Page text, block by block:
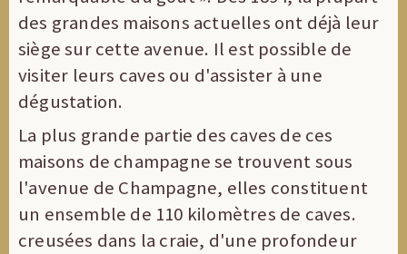
des grandes maisons actuelles ont déjà leur
siège sur cette avenue. Il est possible de
visiter leurs caves ou d'assister à une
dégustation.
La plus grande partie des caves de ces
maisons de champagne se trouvent sous
l'avenue de Champagne, elles constituent
un ensemble de 110 kilomètres de caves.
creusées dans la craie, d'une profondeur